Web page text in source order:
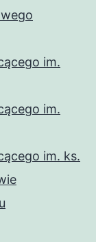
im.
im.
im. ks.